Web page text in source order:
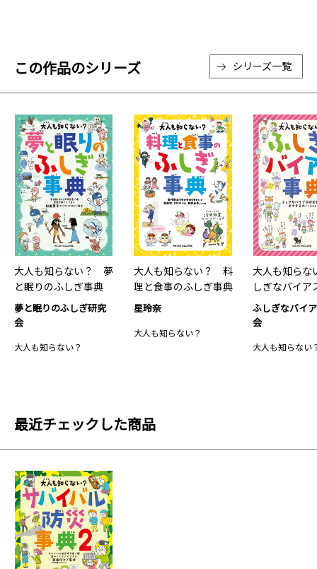
この作品のシリーズ シリーズ一覧
大人も知らない？ 夢
と眠りのふしぎ事典
夢と眠りのふしぎ研究
会
大人も知らない？
大人も知らない？ 料
理と食事のふしぎ事典
星玲奈
大人も知らない？
大人も知ら
しぎなバイア
ふしぎなバイ
会
大人も知らない
最近チェックした商品